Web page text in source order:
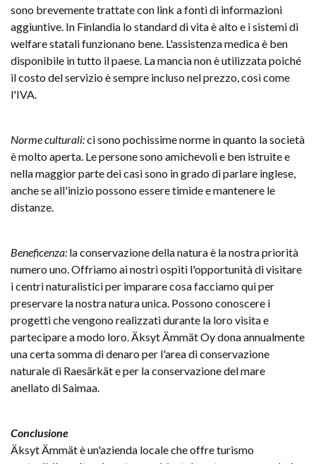
sono brevemente trattate con link a fonti di informazioni
aggiuntive. In Finlandia lo standard di vita è alto e i sistemi di
welfare statali funzionano bene. L'assistenza medica è ben
disponibile in tutto il paese. La mancia non è utilizzata poiché
il costo del servizio è sempre incluso nel prezzo, così come
l'IVA.
Norme culturali:ci sono pochissime norme in quanto la società
è molto aperta. Le persone sono amichevoli e ben istruite e
nella maggior parte dei casi sono in grado di parlare inglese,
anche se all'inizio possono essere timide e mantenere le
distanze.
Beneficenza: la conservazione della natura è la nostra priorità
numero uno. Offriamo ai nostri ospiti l'opportunità di visitare
i centri naturalistici per imparare cosa facciamo qui per
preservare la nostra natura unica. Possono conoscere i
progetti che vengono realizzati durante la loro visita e
partecipare a modo loro. Äksyt Ämmät Oy dona annualmente
una certa somma di denaro per l'area di conservazione
naturale di Raesärkät e per la conservazione del mare
anellato di Saimaa.
Conclusione
Äksyt Ämmät è un'azienda locale che offre turismo